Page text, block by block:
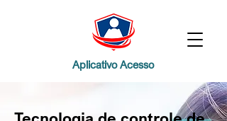
Aplicativo Acesso